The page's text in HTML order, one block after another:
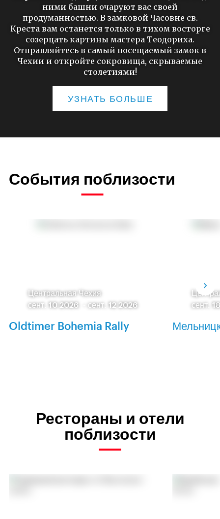
ними башни очаруют вас своей
продуманностью. В замковой Часовне св.
Креста вам останется только в тихом восторге
созерцать картины мастера Теодориха.
Отправляйтесь в самый посещаемый замок в
Чехии и откройте сокровища, скрываемые
столетиями!
УЗНАТЬ БОЛЬШЕ
События поблизости
Центральная Чехия
сент. 10 2026
сент. 12 2026
Oldtimer Bohemia Rally
сент.
Рестораны и отели
поблизости